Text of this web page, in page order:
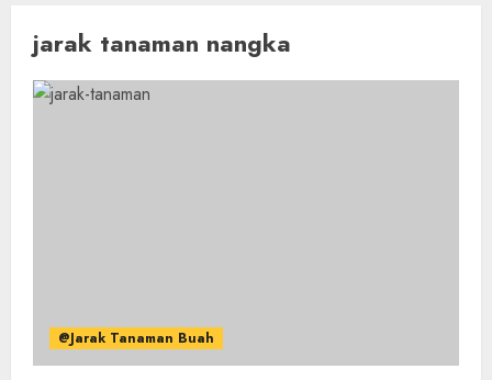
jarak tanaman nangka
@Jarak Tanaman Buah